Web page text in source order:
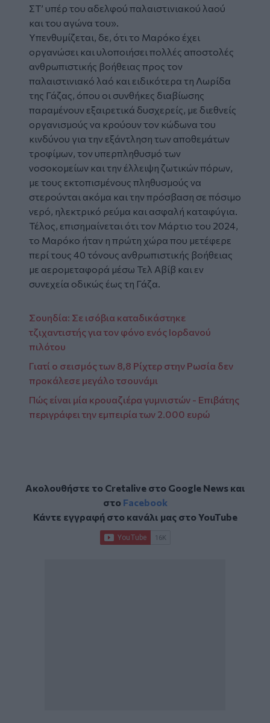
ΣΤ’ υπέρ του αδελφού παλαιστινιακού λαού
και του αγώνα του».
Υπενθυμίζεται, δε, ότι το Μαρόκο έχει
οργανώσει και υλοποιήσει πολλές αποστολές
ανθρωπιστικής βοήθειας προς τον
παλαιστινιακό λαό και ειδικότερα τη Λωρίδα
της Γάζας, όπου οι συνθήκες διαβίωσης
παραμένουν εξαιρετικά δυσχερείς, με διεθνείς
οργανισμούς να κρούουν τον κώδωνα του
κινδύνου για την εξάντληση των αποθεμάτων
τροφίμων, τον υπερπληθυσμό των
νοσοκομείων και την έλλειψη ζωτικών πόρων,
με τους εκτοπισμένους πληθυσμούς να
στερούνται ακόμα και την πρόσβαση σε πόσιμο
νερό, ηλεκτρικό ρεύμα και ασφαλή καταφύγια.
Τέλος, επισημαίνεται ότι τον Μάρτιο του 2024,
το Μαρόκο ήταν η πρώτη χώρα που μετέφερε
περί τους 40 τόνους ανθρωπιστικής βοήθειας
με αερομεταφορά μέσω Τελ Αβίβ και εν
συνεχεία οδικώς έως τη Γάζα.
Σουηδία: Σε ισόβια καταδικάστηκε
τζιχαντιστής για τον φόνo ενός Ιορδανού
πιλότου
Γιατί ο σεισμός των 8,8 Ρίχτερ στην Ρωσία δεν
προκάλεσε μεγάλο τσουνάμι
Πώς είναι μία κρουαζιέρα γυμνιστών - Επιβάτης
περιγράφει την εμπειρία των 2.000 ευρώ
Ακολουθήστε το Cretalive στο Google Newsκαι
στο Facebook
Κάντε εγγραφή στο κανάλι μας στοYouTube